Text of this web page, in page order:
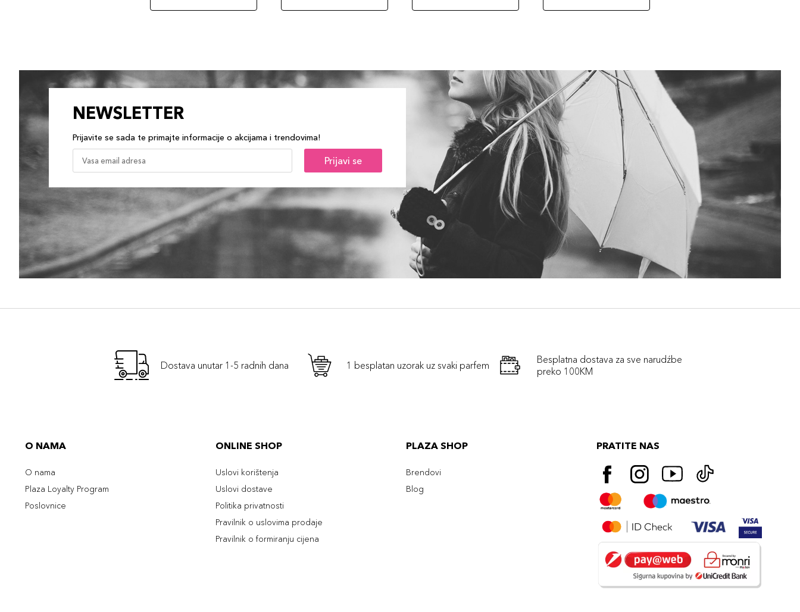
NEWSLETTER
Prijavite se sada te primajte informacije o akcijama i trendovima!
Prijavi se
Dostava unutar 1-5 radnih dana 1 besplatan uzorak uz svaki parfem
Besplatna dostava za sve narudźbe
preko 100KM
O NAMA
O nama
Plaza Loyalty Program
Poslovnice
ONLINE SHOP
Uslovi korištenja
Uslovi dostave
Politika privatnosti
Pravilnik o uslovima prodaje
Pravilnik o formiranju cijena
PLAZA SHOP
Brendovi
Blog
PRATITE NAS